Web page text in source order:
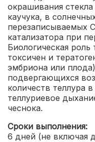
окрашивания
каучука, в
перезаписываемых
катализатора при
Биологическая роль
токсичен и
эмбриона или
подвергающихся
количеств теллура
теллуриевое
чеснока.
Сроки выполнения:
6 дней (не включая